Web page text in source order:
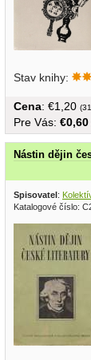
Stav knihy:
Cena: €1,20
Pre Vás: €0,60
Nástin dějin
Spisovatel :
Katalogové číslo: